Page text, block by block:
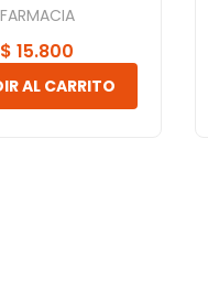
FARMACIA
$ 15.800
AL CARRITO